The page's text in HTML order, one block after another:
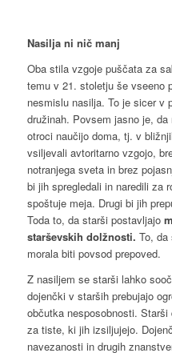
Nasilja ni nič manj
Oba stila vzgoje puščata za
temu v 21. stoletju še vseeno
nesmislu nasilja. To je sicer v
družinah. Povsem jasno je,
otroci naučijo doma, tj. v
vsiljevali avtoritarno vzgojo,
notranjega sveta in brez
bi jih spregledali in naredili za
spoštuje meja. Drugi bi jih
Toda to, da starši postavljajo
starševskih dolžnosti. To, da
morala biti povsod prepoved.
Z nasiljem se starši lahko
dojenčki v starših prebujajo
občutka nesposobnosti.
za tiste, ki jih izsiljujejo.
navezanosti in drugih